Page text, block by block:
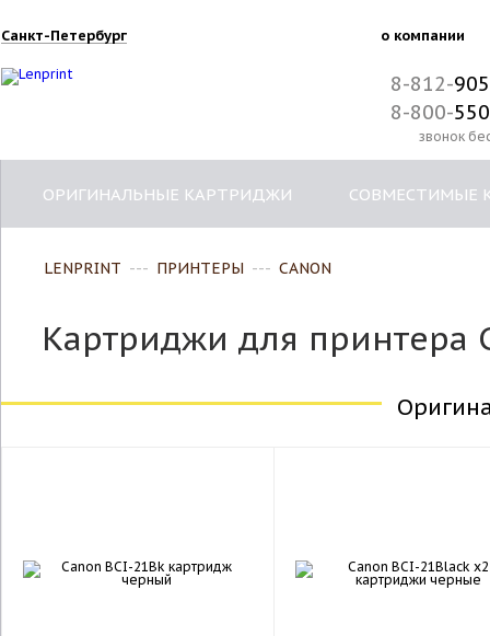
о компании
Санкт-Петербург
8-812-
8-800-
звонок
ОРИГИНАЛЬНЫЕ КАРТРИДЖИ СОВМЕСТИМЫЕ
LENPRINT --- ПРИНТЕРЫ --- CANON
Картриджи для принтера